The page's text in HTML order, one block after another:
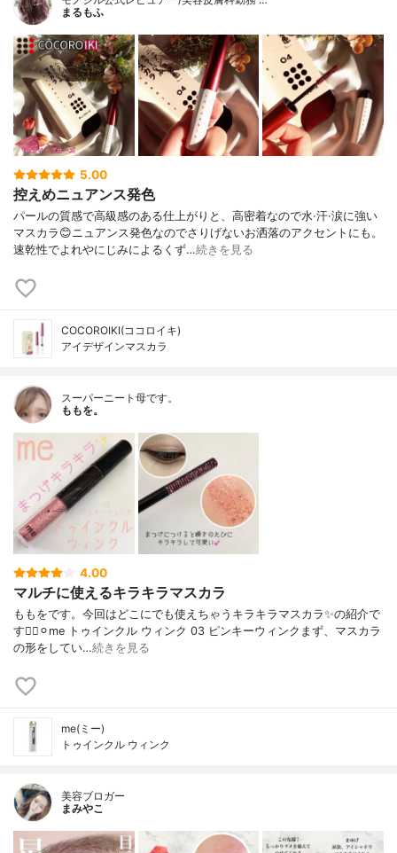
まるもふ
5.00
控えめニュアンス発色
パールの質感で高級感のある仕上がりと、高密着なので水·汗·涙に強い
マスカラ😊ニュアンス発色なのでさりげないお洒落のアクセントにも。
速乾性でよれやにじみによるくず…続きを見る
COCOROIKI(ココロイキ)
アイデザインマスカラ
スーパーニート母です。
ももを。
4.00
マルチに使えるキラキラマスカラ
ももをです。今回はどこにでも使えちゃうキラキラマスカラ✨の紹介で
す🙋‍♀️⚪︎me トゥインクル ウィンク 03 ピンキーウィンクまず、マスカラ
の形をしてい…続きを見る
me(ミー)
トゥインクル ウィンク
美容ブロガー
まみやこ